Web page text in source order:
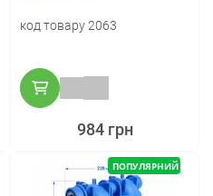
код товару 2063
984 грн
ПОПУЛЯРНИЙ